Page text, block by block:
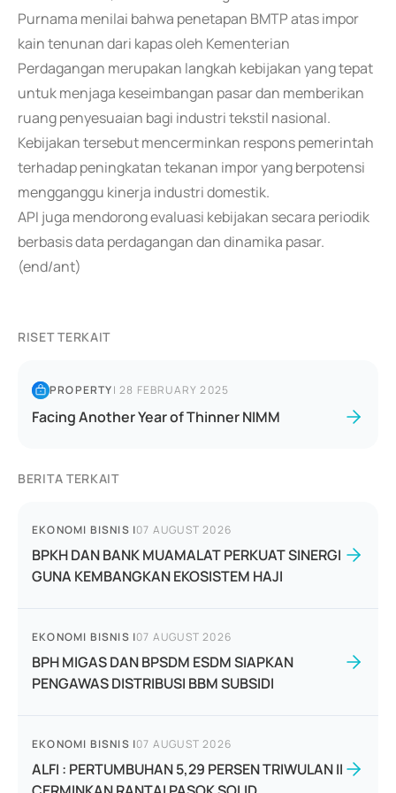
Purnama menilai bahwa penetapan BMTP atas impor
kain tenunan dari kapas oleh Kementerian
Perdagangan merupakan langkah kebijakan yang tepat
untuk menjaga keseimbangan pasar dan memberikan
ruang penyesuaian bagi industri tekstil nasional.
Kebijakan tersebut mencerminkan respons pemerintah
terhadap peningkatan tekanan impor yang berpotensi
mengganggu kinerja industri domestik.
API juga mendorong evaluasi kebijakan secara periodik
berbasis data perdagangan dan dinamika pasar.
(end/ant)
RISET TERKAIT
PROPERTY|28 FEBRUARY 2025
Facing Another Year of Thinner NIMM
BERITA TERKAIT
EKONOMI BISNIS |07 AUGUST 2026
BPKH DAN BANK MUAMALAT PERKUAT SINERGI
GUNA KEMBANGKAN EKOSISTEM HAJI
EKONOMI BISNIS |07 AUGUST 2026
BPH MIGAS DAN BPSDM ESDM SIAPKAN
PENGAWAS DISTRIBUSI BBM SUBSIDI
EKONOMI BISNIS |07 AUGUST 2026
ALFI : PERTUMBUHAN 5,29 PERSEN TRIWULAN II